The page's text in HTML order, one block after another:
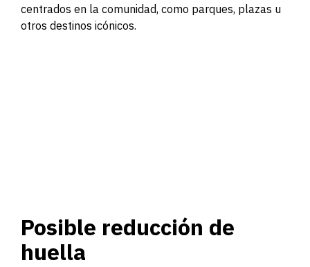
centrados en la comunidad, como parques, plazas u
otros destinos icónicos.
Posible reducción de
huella